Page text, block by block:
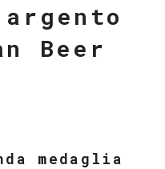
Beer
medaglia